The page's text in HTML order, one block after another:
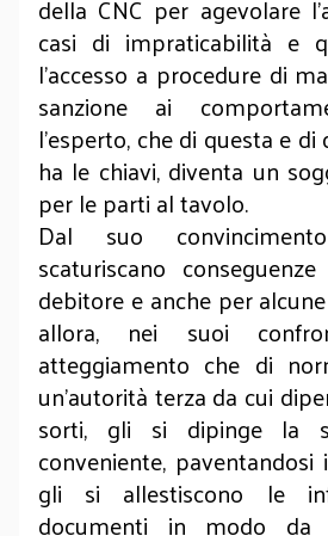
della CNC per agevolare
casi di impraticabilità e
l'accesso a procedure di
sanzione ai
l'esperto, che di questa e
ha le chiavi, diventa un
per le parti al tavolo.
Dal suo
scaturiscano
debitore e anche per
allora, nei suoi
atteggiamento che di
un’autorità terza da cui
sorti, gli si dipinge la
conveniente,
gli si allestiscono le
documenti in modo da